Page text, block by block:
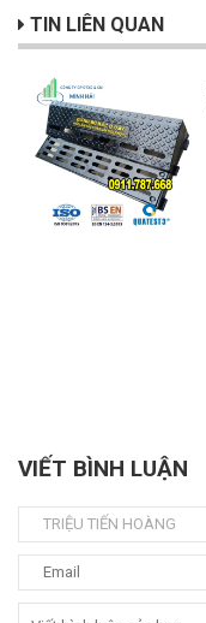
TIN LIÊN QUAN
VIẾT BÌNH LUẬN